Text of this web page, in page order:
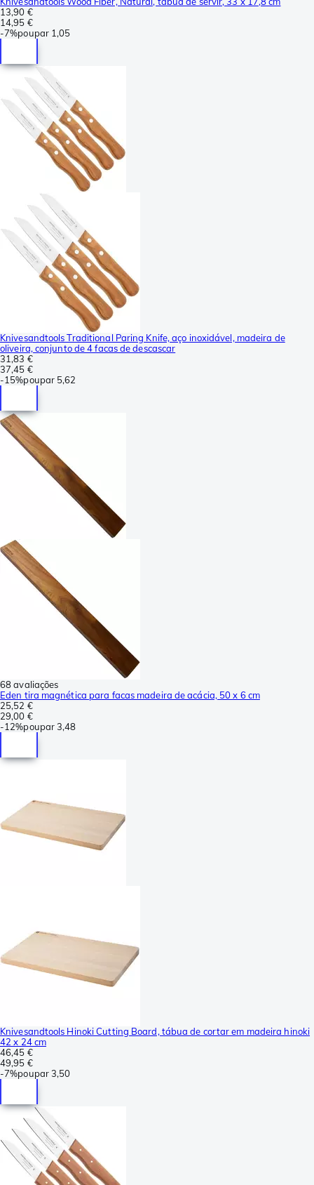
13,90 €
14,95 €
-7%poupar 1,05
Knivesandtools Traditional Paring Knife, aço inoxidável, madeira de
oliveira, conjunto de 4 facas de descascar
31,83 €
37,45 €
-15%poupar 5,62
68 avaliações
Eden tira magnética para facas madeira de acácia, 50 x 6 cm
25,52 €
29,00 €
-12%poupar3,48
Knivesandtools Hinoki Cutting Board, tábua de cortar em madeira hinoki
42 x 24 cm
46,45 €
49,95 €
-7%poupar3,50